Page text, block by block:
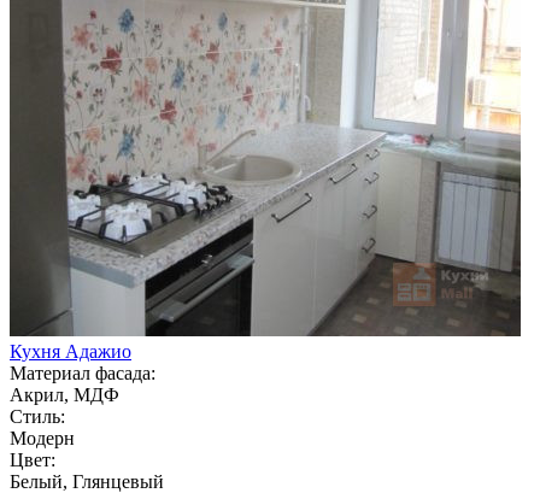
Кухня Адажио
Материал фасада:
Акрил, МДФ
Стиль:
Модерн
Цвет:
Белый, Глянцевый